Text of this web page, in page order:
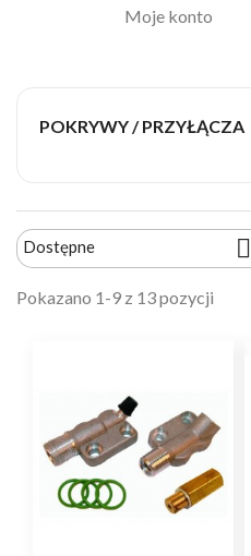
Moje konto
POKRYWY / PRZYŁĄCZA
Dostępne 
Pokazano 1-9 z 13 pozycji